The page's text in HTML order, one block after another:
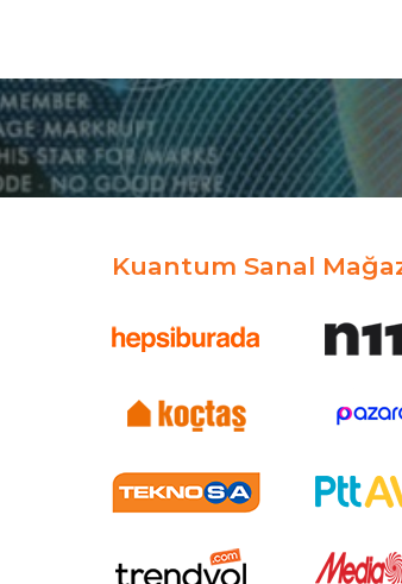
Kuantum Sanal